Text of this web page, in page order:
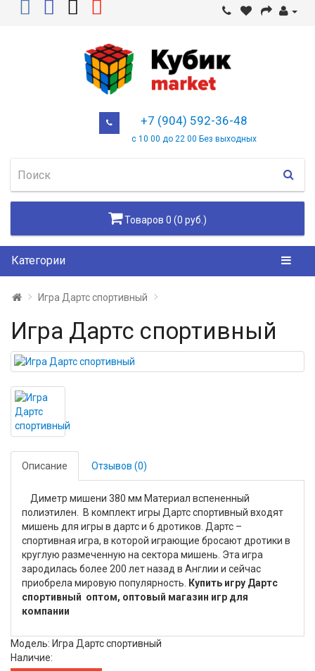
+7 (904) 592-36-48
с 10 00 до 22 00 Без выходных
Товаров 0 (0 руб.)
Категории
Игра Дартс спортивный
Игра Дартс спортивный
Описание Отзывов (0)
Диметр мишени 380 мм Материал вспененный
полиэтилен. В комплект игры Дартс спортивный входят
мишень для игры в дартс и 6 дротиков. Дартс –
спортивная игра, в которой играющие бросают дротики в
круглую размеченную на сектора мишень. Эта игра
зародилась более 200 лет назад в Англии и сейчас
приобрела мировую популярность.
Купить игру Дартс
спортивный оптом, оптовый магазин игр для
компании
Модель: Игра Дартс спортивный
Наличие: